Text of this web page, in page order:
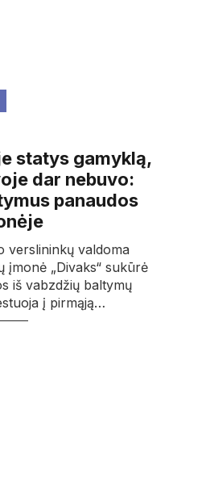
statys gamyklą,
dar nebuvo:
panaudos
verslininkų valdoma
įmonė „Divaks“ sukūrė
iš vabzdžių baltymų
į pirmąją…